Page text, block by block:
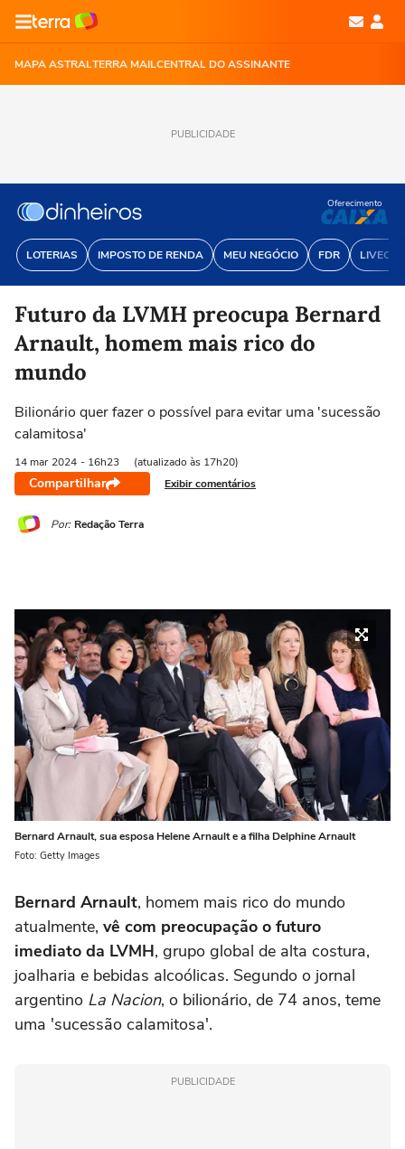
MAPA ASTRALTERRA MAILCENTRAL DO ASSINANTE
PUBLICIDADE
LOTERIAS IMPOSTO DE RENDA MEU NEGÓCIO FDR
Oferecimento
Futuro da LVMH preocupa Bernard
Arnault, homem mais rico do
mundo
Bilionário quer fazer o possível para evitar uma 'sucessão
calamitosa'
14 mar 2024 - 16h23 (atualizado às 17h20)
Compartilhar Exibir comentários
Por: Redação Terra
Bernard Arnault, sua esposa Helene Arnault e a filha Delphine Arnault
Foto: Getty Images
Bernard Arnault, homem mais rico do mundo
atualmente, vê com preocupação o futuro
imediato da LVMH, grupo global de alta costura,
joalharia e bebidas alcoólicas. Segundo o jornal
argentino La Nacion, o bilionário, de 74 anos, teme
uma 'sucessão calamitosa'.
PUBLICIDADE